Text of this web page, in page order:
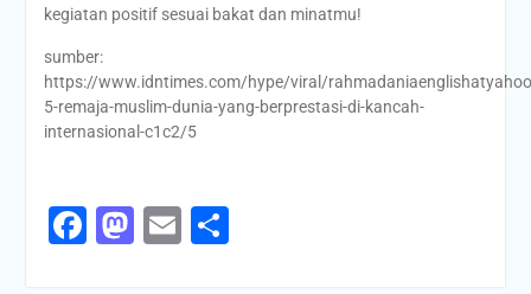
kegiatan positif sesuai bakat dan minatmu!
sumber:
https://www.idntimes.com/hype/viral/
5-remaja-muslim-dunia-yang-berprestasi-di-kancah-
internasional-c1c2/5
Facebook
Mastodon
EmailShare